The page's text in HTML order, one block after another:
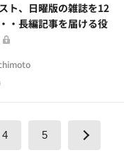
ト、日曜版の雑誌を12
・長編記事を届ける役
4 5